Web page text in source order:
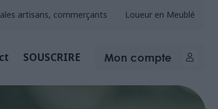
artisans, commerçants Loueur en Meublé
SOUSCRIRE Mon compte